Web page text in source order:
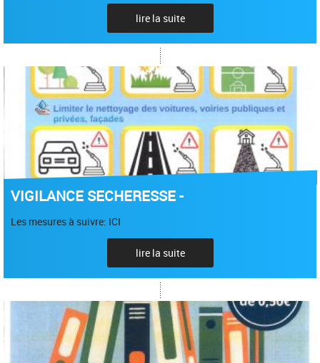
lire la suite
VIGILANCE SECHERESSE -
Les mesures à suivre: ICI
lire la suite